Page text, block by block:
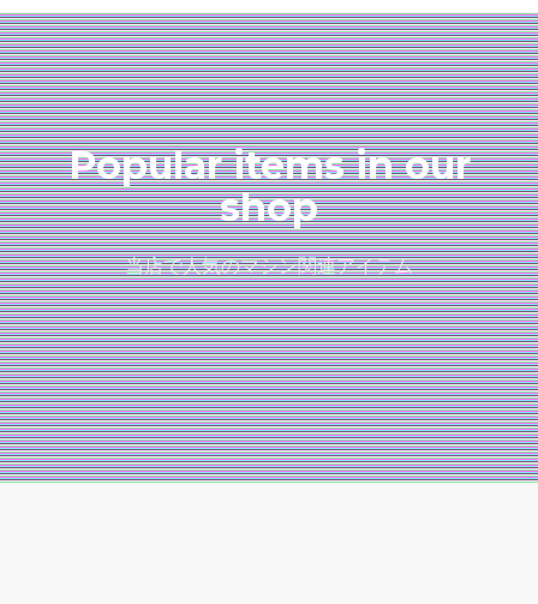
Popular items in our
shop
当店で人気のマシン関連アイテム